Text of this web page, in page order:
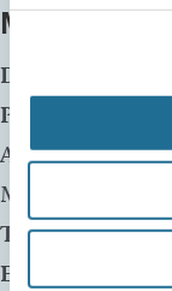
MER INFO
Datum:
Plats:
Adress:
Motala
Telefon:
E-mail: